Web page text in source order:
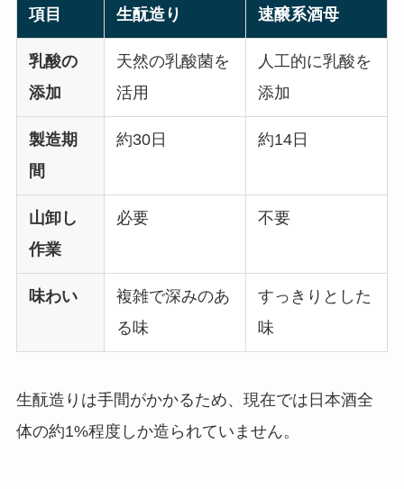
項目 生酛造り 速醸系酒母
乳酸の
添加
天然の乳酸菌を
活用
人工的に乳酸を
添加
製造期
間
約30日 約14日
山卸し
作業
必要 不要
味わい
複雑で深みのあ
る味
すっきりとした
味
生酛造りは手間がかかるため、現在では日本酒全
体の約1%程度しか造られていません。